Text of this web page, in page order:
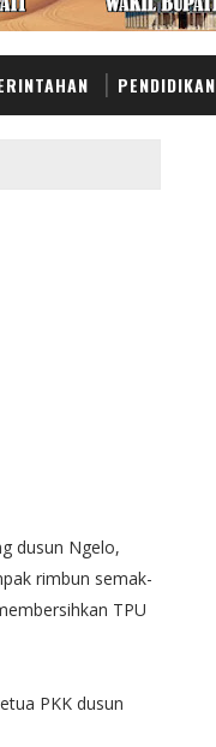
PENDIDIKAN
dusun Ngelo,
rimbun semak-
TPU
PKK dusun